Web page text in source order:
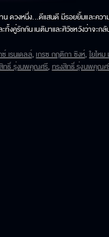
ดวงหนึ่ง...ดีแสนดี มีรอยยิ้มและคว
งคู่รักกัน เนติมาและศิวัชหวังว่าจะก
เรนเดลล์,เกรซ กฤติกา ซิงห์,ใยไห
ทธิ์ รุ่งนพคุณศรี,ทรงสิทธิ์ รุ่งนพคุณ